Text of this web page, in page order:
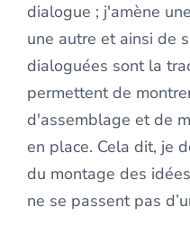
dialogue ; j'amène
une autre et ainsi de
dialoguées sont la
permettent de
d'assemblage et de
en place. Cela dit, je
du montage des
ne se passent pas